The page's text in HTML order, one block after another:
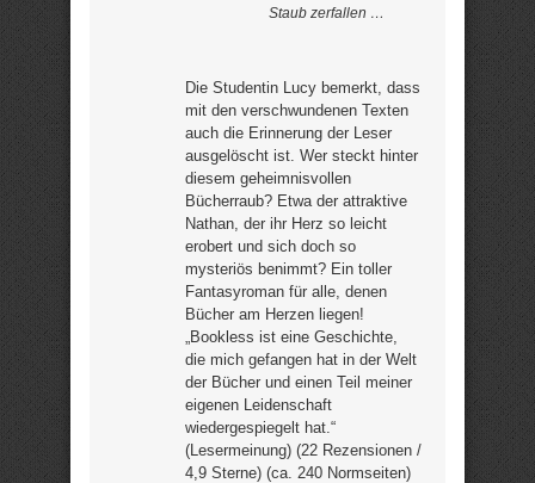
Staub zerfallen …
Die Studentin Lucy bemerkt, dass
mit den verschwundenen Texten
auch die Erinnerung der Leser
ausgelöscht ist. Wer steckt hinter
diesem geheimnisvollen
Bücherraub? Etwa der attraktive
Nathan, der ihr Herz so leicht
erobert und sich doch so
mysteriös benimmt? Ein toller
Fantasyroman für alle, denen
Bücher am Herzen liegen!
„Bookless ist eine Geschichte,
die mich gefangen hat in der Welt
der Bücher und einen Teil meiner
eigenen Leidenschaft
wiedergespiegelt hat.“
(Lesermeinung) (22 Rezensionen /
4,9 Sterne) (ca. 240 Normseiten)